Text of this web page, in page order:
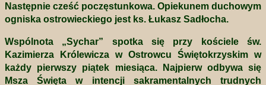
Następnie cześć poczęstunkowa. Opiekunem duchowym
ogniska ostrowieckiego jest ks. Łukasz Sadłocha.
Wspólnota „Sychar” spotka się przy kościele św.
Kazimierza Królewicza w Ostrowcu Świętokrzyskim w
każdy pierwszy piątek miesiąca. Najpierw odbywa się
Msza Święta w intencji sakramentalnych trudnych